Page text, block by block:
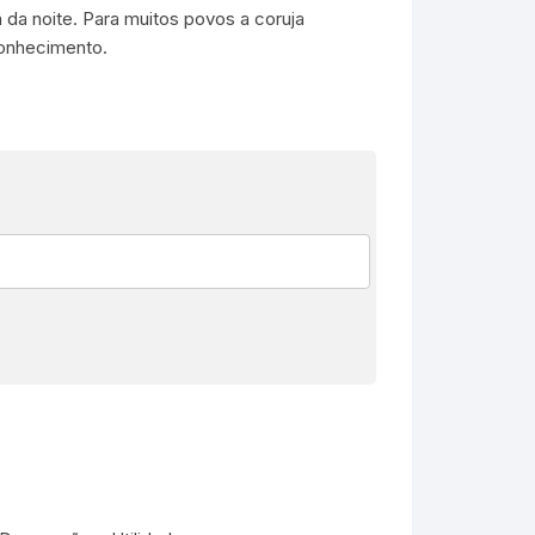
noite. Para muitos povos a coruja